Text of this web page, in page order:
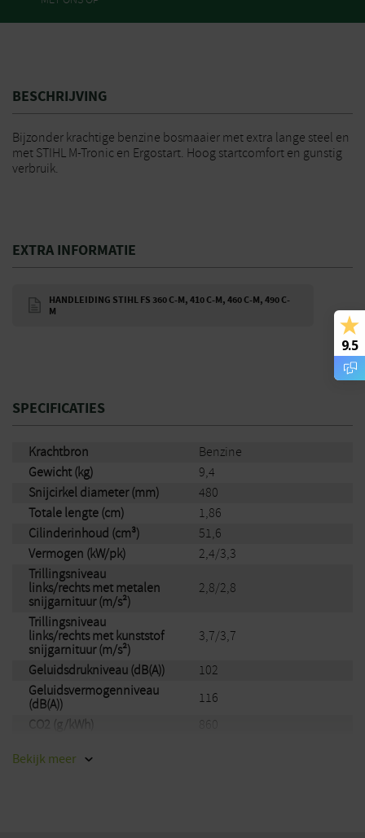
BESCHRIJVING
Bijzonder krachtige benzine bosmaaier met extra lange steel en
met STIHL M-Tronic en Ergostart. Hoog startcomfort en gunstig
verbruik.
EXTRA INFORMATIE
HANDLEIDING STIHL FS 360 C-M, 410 C-M, 460 C-M, 490 C-
M
SPECIFICATIES
Krachtbron
Benzine
Gewicht (kg)
9,4
Snijcirkel diameter (mm)
480
Totale lengte (cm)
1,86
Cilinderinhoud (cm³)
51,6
Vermogen (kW/pk)
2,4/3,3
Trillingsniveau
links/rechts met metalen
snijgarnituur (m/s²)
2,8/2,8
Trillingsniveau
links/rechts met kunststof
snijgarnituur (m/s²)
3,7/3,7
Geluidsdrukniveau (dB(A))
102
Geluidsvermogenniveau
(dB(A))
116
CO2 (g/kWh)
860
Uitvoering
Bekijk meer
9.5